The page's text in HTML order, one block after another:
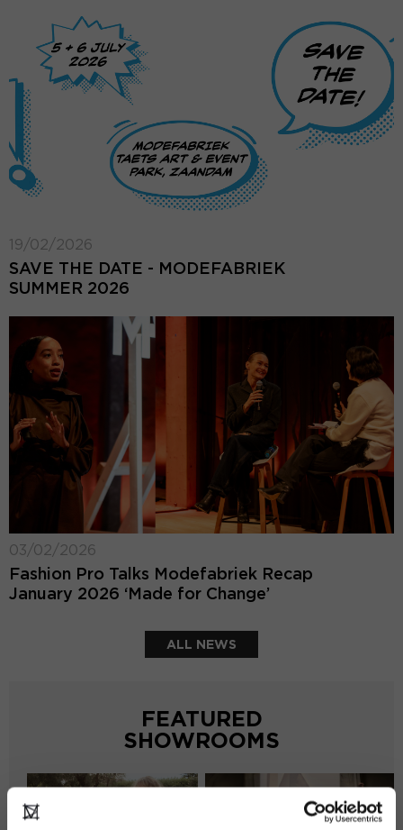
19/02/2026
SAVE THE DATE - MODEFABRIEK
SUMMER 2026
03/02/2026
Fashion Pro Talks Modefabriek Recap
January 2026 ‘Made for Change’
ALL NEWS
FEATURED
SHOWROOMS